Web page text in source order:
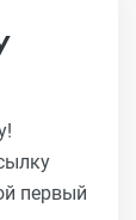
первый